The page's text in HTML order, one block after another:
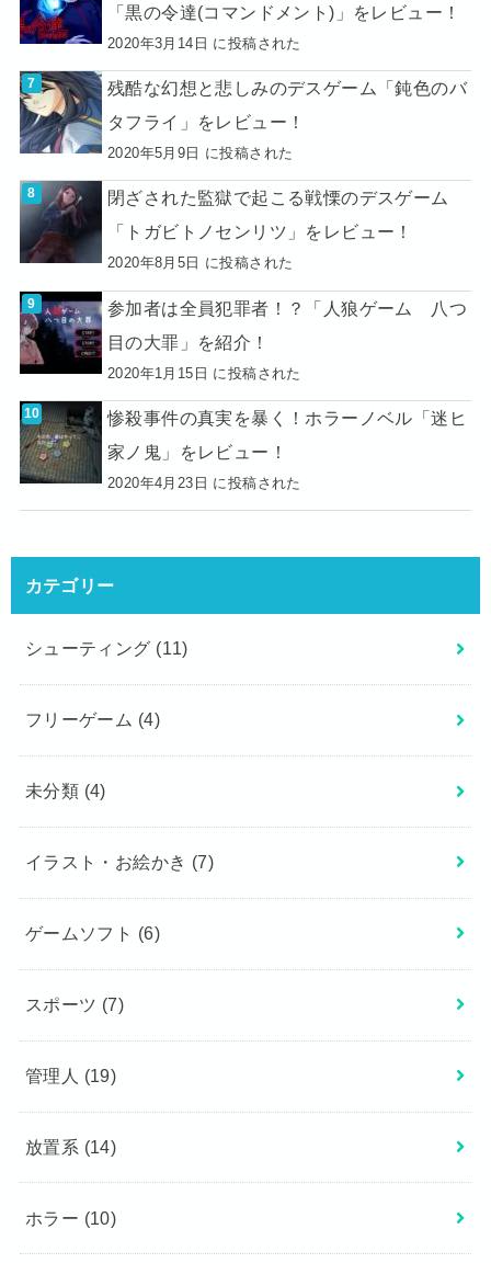
「黒の令達(コマンドメント)」をレビュー！
2020年3月14日 に投稿された
残酷な幻想と悲しみのデスゲーム「鈍色のバ
タフライ」をレビュー！
2020年5月9日 に投稿された
閉ざされた監獄で起こる戦慄のデスゲーム
「トガビトノセンリツ」をレビュー！
2020年8月5日 に投稿された
参加者は全員犯罪者！？「人狼ゲーム 八つ
目の大罪」を紹介！
2020年1月15日 に投稿された
惨殺事件の真実を暴く！ホラーノベル「迷ヒ
家ノ鬼」をレビュー！
2020年4月23日 に投稿された
カテゴリー
シューティング (11)
フリーゲーム (4)
未分類 (4)
イラスト・お絵かき (7)
ゲームソフト (6)
スポーツ (7)
管理人 (19)
放置系 (14)
ホラー (10)